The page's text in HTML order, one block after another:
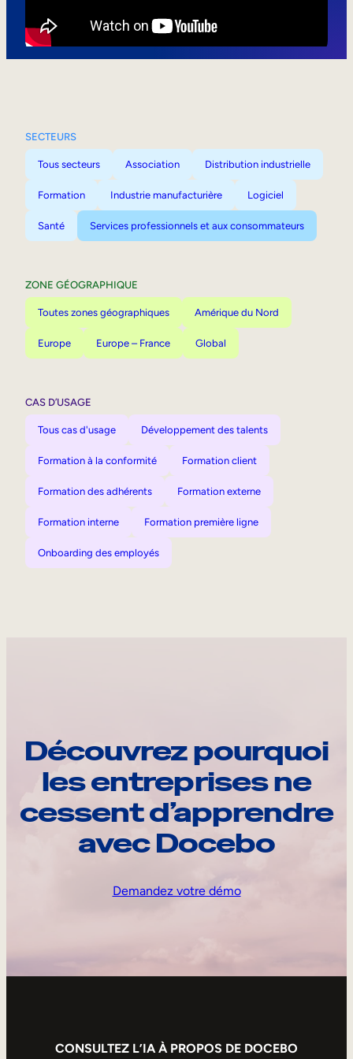
SECTEURS
Tous secteurs Association Distribution industrielle
Formation Industrie manufacturière Logiciel
Santé Services professionnels et aux consommateurs
ZONE GÉOGRAPHIQUE
Toutes zones géographiques Amérique du Nord
Europe Europe – France Global
CAS D’USAGE
Tous cas d'usage Développement des talents
Formation à la conformité Formation client
Formation des adhérents Formation externe
Formation interne Formation première ligne
Onboarding des employés
Découvrez pourquoi
les entreprises ne
cessent d’apprendre
avec Docebo
Demandez votre démo
CONSULTEZ L’IA À PROPOS DE DOCEBO